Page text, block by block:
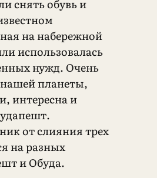
снять обувь и
на набережной
использовалась
нужд. Очень
планеты,
интересна и
от слияния трех
на разных
и Обуда.